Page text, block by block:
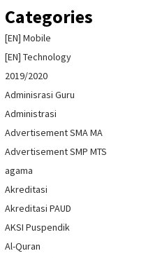
Categories
[EN] Mobile
[EN] Technology
2019/2020
Adminisrasi Guru
Administrasi
Advertisement SMA MA
Advertisement SMP MTS
agama
Akreditasi
Akreditasi PAUD
AKSI Puspendik
Al-Quran